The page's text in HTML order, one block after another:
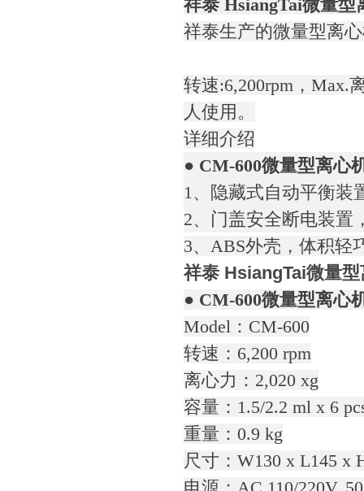
祥泰 HsiangTai微量型
祥泰生产的微量型离
转速:6,200rpm，Max.
人使用。
详细介绍
● CM-600微量型离心
1、隐藏式自动平衡装
2、门盖安全断电装置
3、ABS外壳，体积轻
祥泰 HsiangTai微量
● CM-600微量型离心
Model：CM-600
转速：6,200 rpm
离心力：2,020 xg
容量：1.5/2.2 ml x 6
重量：0.9 kg
尺寸：W130 x L145 x